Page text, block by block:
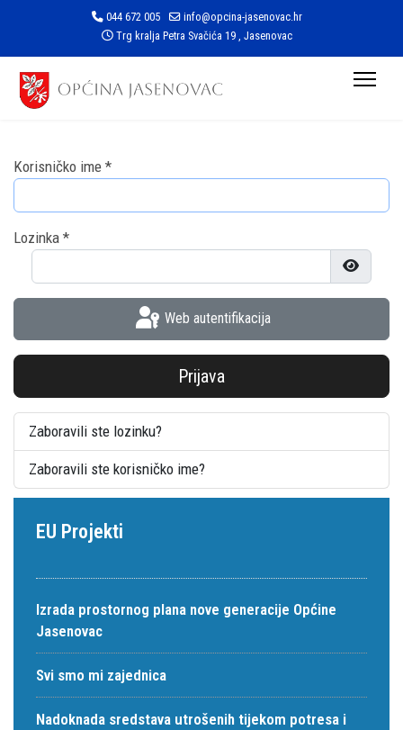
044 672 005
info@opcina-jasenovac.hr
Trg kralja Petra Svačića 19 , Jasenovac
Korisničko ime *
Lozinka *
Prikaži
Web autentifikacija
Prijava
Zaboravili ste lozinku?
Zaboravili ste korisničko ime?
EU Projekti
Izrada prostornog plana nove generacije Općine
Jasenovac
Svi smo mi zajednica
Nadoknada sredstava utrošenih tijekom potresa i